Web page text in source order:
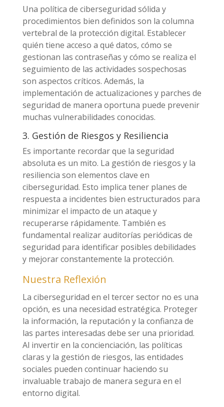
Una política de ciberseguridad sólida y
procedimientos bien definidos son la columna
vertebral de la protección digital. Establecer
quién tiene acceso a qué datos, cómo se
gestionan las contraseñas y cómo se realiza el
seguimiento de las actividades sospechosas
son aspectos críticos. Además, la
implementación de actualizaciones y parches de
seguridad de manera oportuna puede prevenir
muchas vulnerabilidades conocidas.
3. Gestión de Riesgos y Resiliencia
Es importante recordar que la seguridad
absoluta es un mito. La gestión de riesgos y la
resiliencia son elementos clave en
ciberseguridad. Esto implica tener planes de
respuesta a incidentes bien estructurados para
minimizar el impacto de un ataque y
recuperarse rápidamente. También es
fundamental realizar auditorías periódicas de
seguridad para identificar posibles debilidades
y mejorar constantemente la protección.
Nuestra Reflexión
La ciberseguridad en el tercer sector no es una
opción, es una necesidad estratégica. Proteger
la información, la reputación y la confianza de
las partes interesadas debe ser una prioridad.
Al invertir en la concienciación, las políticas
claras y la gestión de riesgos, las entidades
sociales pueden continuar haciendo su
invaluable trabajo de manera segura en el
entorno digital.